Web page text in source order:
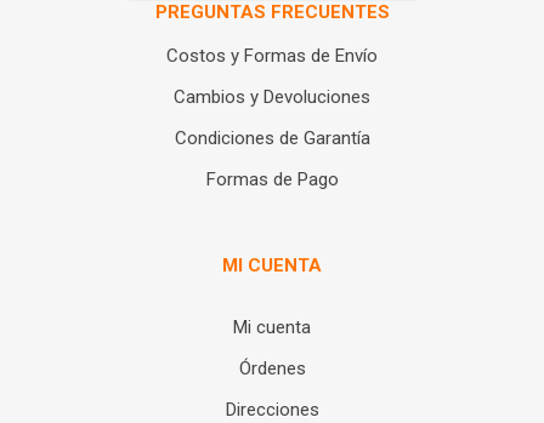
PREGUNTAS FRECUENTES
Costos y Formas de Envío
Cambios y Devoluciones
Condiciones de Garantía
Formas de Pago
MI CUENTA
Mi cuenta
Órdenes
Direcciones